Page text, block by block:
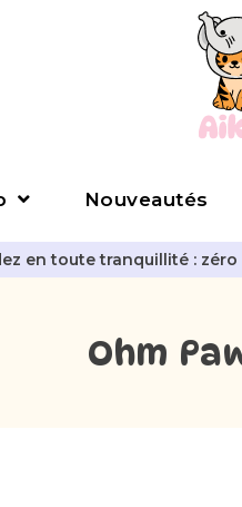
Nouveautés
en toute tranquillité :
Ohm